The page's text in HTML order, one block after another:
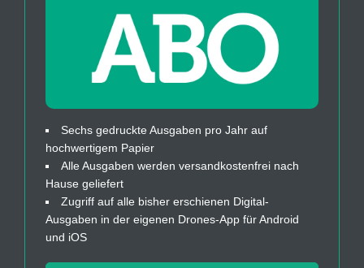
Sechs gedruckte Ausgaben pro Jahr auf
hochwertigem Papier
Alle Ausgaben werden versandkostenfrei nach
Hause geliefert
Zugriff auf alle bisher erschienen Digital-
Ausgaben in der eigenen Drones-App für Android
und iOS